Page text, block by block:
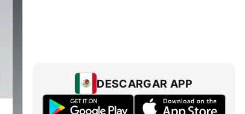
DESCARGAR APP